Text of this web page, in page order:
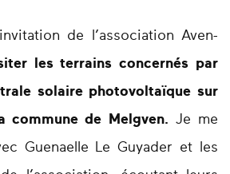
de l’association Aven-
les terrains concernés par
solaire photovoltaïque sur
commune de Melgven. Je me
Guenaelle Le Guyader et les